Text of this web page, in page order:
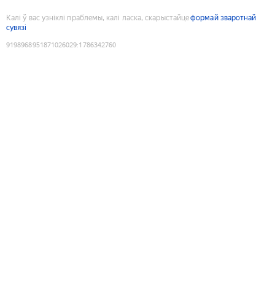
Калі ў вас узніклі праблемы, калі ласка, скарыстайцеформай зваротнай
сувязі
9198968951871026029:1786342760